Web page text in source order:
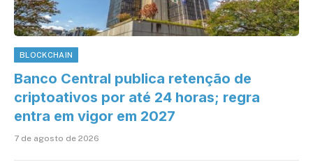
BLOCKCHAIN
Banco Central publica retenção de
criptoativos por até 24 horas; regra
entra em vigor em 2027
7 de agosto de 2026